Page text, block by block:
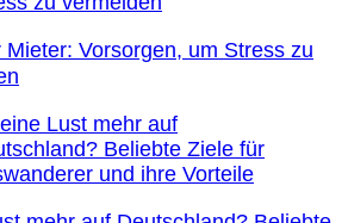
Mieter: Vorsorgen, um Stress zu